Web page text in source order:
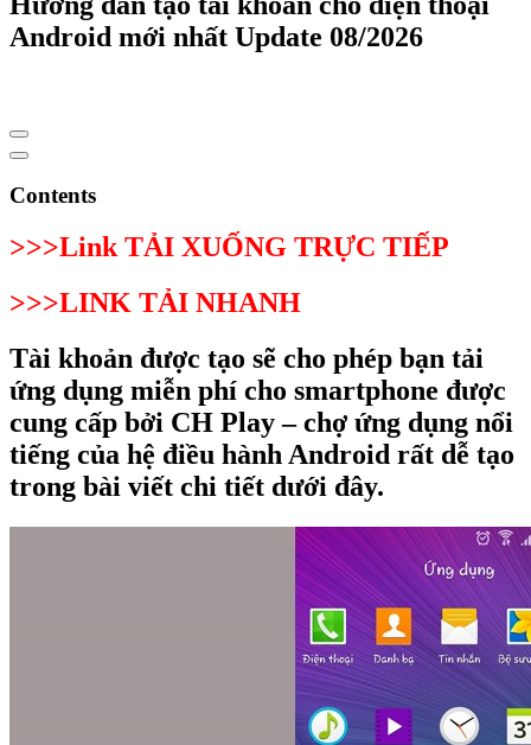
Android mới nhất Update 08/2026
Contents
>>>Link TẢI XUỐNG TRỰC TIẾP
>>>LINK TẢI NHANH
Tài khoản được tạo sẽ cho phép bạn tải
ứng dụng miễn phí cho smartphone được
cung cấp bởi CH Play – chợ ứng dụng nổi
tiếng của hệ điều hành Android rất dễ tạo
trong bài viết chi tiết dưới đây.